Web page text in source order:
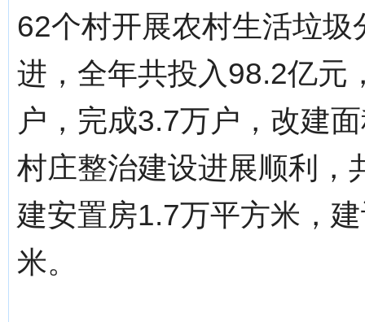
62个村开展农村生活垃圾
进，全年共投入98.2亿元
户，完成3.7万户，改建
村庄整治建设进展顺利，
建安置房1.7万平方米，
米。